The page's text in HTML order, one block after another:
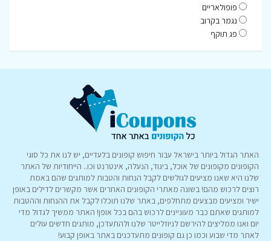
פופולאריים
נגמר בקרוב
פג תוקף
האתר הגדול ביותר בישראל עבור חיפוש קופונים בלעדיים, יש לנו את כל סוגי
הקופונים מקופונים של אוכל, ביגוד, הנעלה, אינטרנט וכו.. הייחודיות של האתר
שלנו היא שאנו מציעים לגולשים לקבל הנחות והטבות למותגים שהם באמת
רוצים לרכוש מהם! בשונה מאתרי הקופונים האחרים אשר מקשרים לדילים באופן
ישיר ומציעים מבצעים מתחלפים, באתר שלנו תוכלו לקבל את ההנחות וההטבות
למותגים שאתם כבר מעוניינים לרכוש בהם בכל אופן! האתר ממשיך לגדול מדי
יום ואנו ממליצים להירשם לניוזלייטר שלנו ולהתעדכן, מותגים חדשים עולים
לאתר מדי שבוע וכמו כן גם קופונים מתעדכנים באתר באופן קבוע!